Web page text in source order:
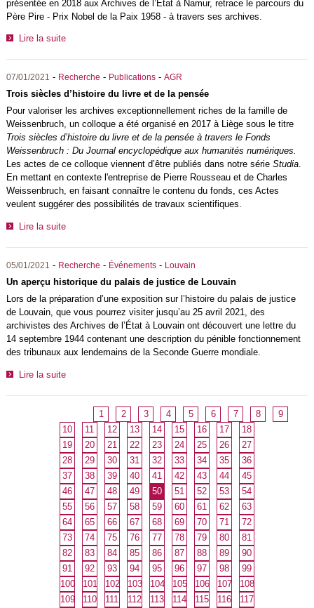
présentée en 2018 aux Archives de l’État à Namur, retrace le parcours du
Père Pire - Prix Nobel de la Paix 1958 - à travers ses archives.
Lire la suite
07/01/2021 - Recherche - Publications- AGR
Trois siècles d’histoire du livre et de la pensée
Pour valoriser les archives exceptionnellement riches de la famille de
Weissenbruch, un colloque a été organisé en 2017 à Liège sous le titre
Trois siècles d’histoire du livre et de la pensée à travers le Fonds
Weissenbruch : Du Journal encyclopédique aux humanités numériques.
Les actes de ce colloque viennent d’être publiés dans notre série Studia.
En mettant en contexte l'entreprise de Pierre Rousseau et de Charles
Weissenbruch, en faisant connaître le contenu du fonds, ces Actes
veulent suggérer des possibilités de travaux scientifiques.
Lire la suite
05/01/2021 - Recherche - Événements- Louvain
Un aperçu historique du palais de justice de Louvain
Lors de la préparation d’une exposition sur l’histoire du palais de justice
de Louvain, que vous pourrez visiter jusqu’au 25 avril 2021, des
archivistes des Archives de l’État à Louvain ont découvert une lettre du
14 septembre 1944 contenant une description du pénible fonctionnement
des tribunaux aux lendemains de la Seconde Guerre mondiale.
Lire la suite
1 2 3 4 5 6 7 8
9
10
11 12 13 14 15 16 17
18
19
20 21 22 23 24 25 26
27
28
29 30 31 32 33 34 35
36
37
38 39 40 41 42 43 44
45
46
47 48 49 50 51 52 53
54
55
56 57 58 59 60 61 62
63
64
65 66 67 68 69 70 71
72
73
74 75 76 77 78 79 80
81
82
83 84 85 86 87 88 89
90
91
92 93 94 95 96 97 98
99
100
101 102 103 104 105 106 107
108
109
110 111 112 113 114 115 116 117